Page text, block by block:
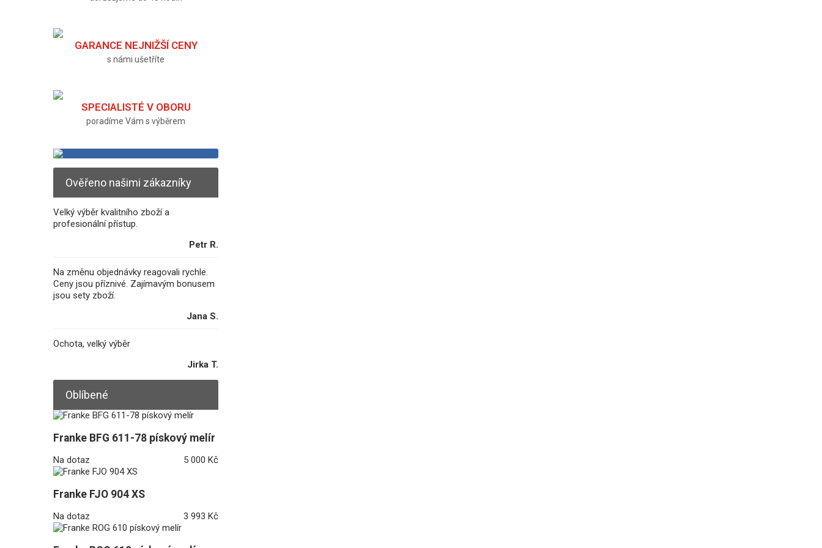
GARANCE NEJNIŽŠÍ CENY
s námi ušetříte
SPECIALISTÉ V OBORU
poradíme Vám s výběrem
Ověřeno našimi zákazníky
Velký výběr kvalitního zboží a
profesionální přístup.
Petr R.
Na změnu objednávky reagovali rychle.
Ceny jsou příznivé. Zajímavým bonusem
jsou sety zboží.
Jana S.
Ochota, velký výběr
Jirka T.
Oblíbené
Franke BFG 611-78 pískový melír
Na dotaz 5 000 Kč
Franke FJO 904 XS
Na dotaz 3 993 Kč